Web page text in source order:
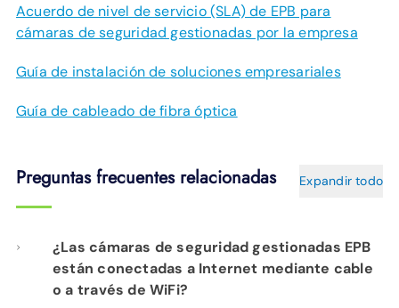
Acuerdo de nivel de servicio (SLA) de EPB para
cámaras de seguridad gestionadas por la empresa
Guía de instalación de soluciones empresariales
Guía de cableado de fibra óptica
Preguntas frecuentes relacionadas Expandir todo
¿Las cámaras de seguridad gestionadas EPB
están conectadas a Internet mediante cable
o a través de WiFi?